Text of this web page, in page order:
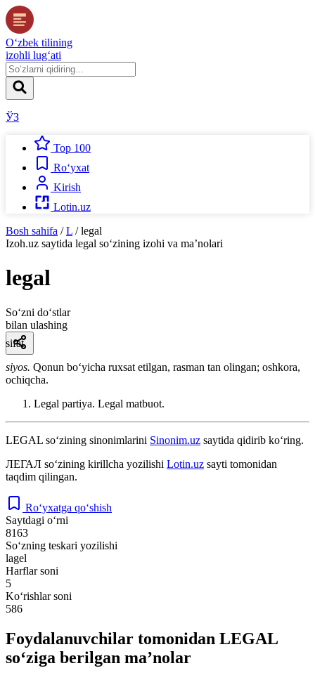
O‘zbek tilining
izohli lug‘ati
ЎЗ
Top 100
Ro‘yxat
Kirish
Lotin.uz
Bosh sahifa / L / legal
Izoh.uz saytida legal so‘zining izohi va ma’nolari
legal
So‘zni do‘stlar
bilan ulashing
sifat
siyos. Qonun boʻyicha ruxsat etilgan, rasman tan olingan; oshkora,
ochiqcha.
Legal partiya. Legal matbuot.
LEGAL so‘zining sinonimlarini Sinonim.uz saytida qidirib ko‘ring.
ЛЕГАЛ so‘zining kirillcha yozilishi Lotin.uz sayti tomonidan
taqdim qilingan.
Ro‘yxatga qo‘shish
Saytdagi o‘rni
8163
So‘zning teskari yozilishi
lagel
Harflar soni
5
Ko‘rishlar soni
586
Foydalanuvchilar tomonidan LEGAL
so‘ziga berilgan ma’nolar